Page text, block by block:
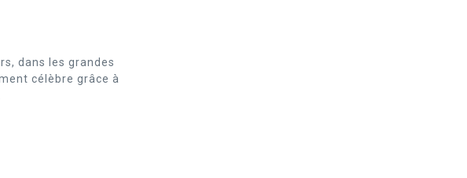
dans les grandes
célèbre grâce à